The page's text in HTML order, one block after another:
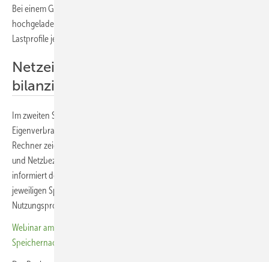
Bei einem Gewerbegebäude können entweder eigene Lastprofile
hochgeladen werden oder der Rechner greift auf standardisierte
Lastprofile je nach Geschäftsfeld des Unternehmens zurück.
Netzeinspeisung und Strombezug
bilanzieren
Im zweiten Schritt kann sich der Planer auch die Entwicklung des
Eigenverbrauchsanteils je nach Speichergröße anzeigen lassen. Der
Rechner zeigt auch eine Bilanz zwischen eingespeistem Solarstrom
und Netzbezug – abhängig vom Speichervolumen – an. Auch hier
informiert der Speicherrechner über die Wirtschaftlichkeit der
jeweiligen Speichersysteme je nach Stromerzeugung und
Nutzungsprofil vor Ort.
Webinar am 2. Dezember: Alte Anlagen, neue Aufträge – unabhängige
Speichernachrüstung mit der Backup-Box als Umsatzbooster